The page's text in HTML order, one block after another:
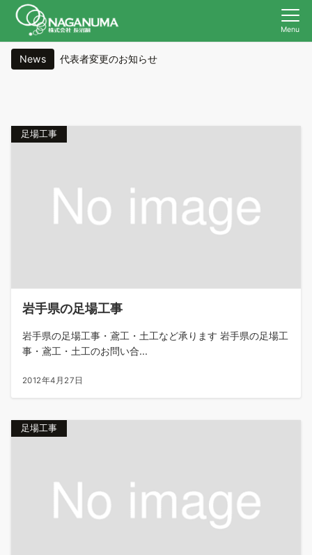
Menu
News 代表者変更のお知らせ
ゴールデンウィーク休業期間のご案内
年末年始休業期間のご案内
足場工事
岩手県の足場工事
岩手県の足場工事・鳶工・土工など承ります 岩手県の足場工
事・鳶工・土工のお問い合...
2012年4月27日
足場工事